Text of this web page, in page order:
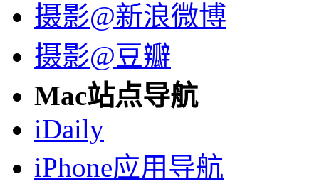
摄影@新浪微博
摄影@豆瓣
Mac站点导航
iDaily
iPhone应用导航